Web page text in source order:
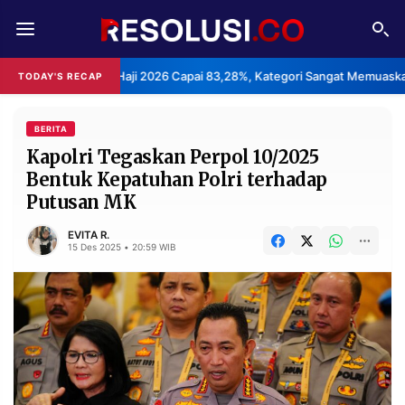
TODAY'S RECAP
Haji 2026 Capai 83,28%, Kategori Sangat Memuaskan. •
REDAKSI TENTANG
RESOLUSI IKLAN
RUBRIKASI
EDITORIAL AKSARA
FINANSIA PERSONA
DAERAH NASIONAL
MANCA SPORT
INFORMASI
BERITA
Kapolri Tegaskan Perpol 10/2025
Bentuk Kepatuhan Polri terhadap
Putusan MK
EVITA R.
15 Des 2025 • 20:59 WIB